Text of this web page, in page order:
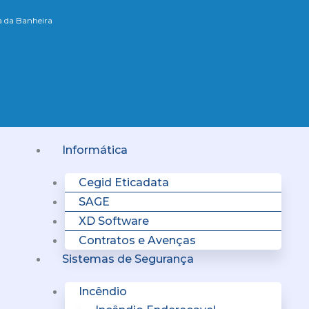
da Banheira
Informática
Cegid Eticadata
SAGE
XD Software
Contratos e Avenças
Sistemas de Segurança
Incêndio
Menu